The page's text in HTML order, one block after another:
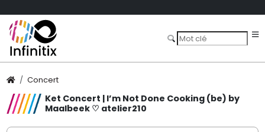
Concert
Ket Concert | I’m Not Done Cooking (be) by
Maalbeek ♡ atelier210